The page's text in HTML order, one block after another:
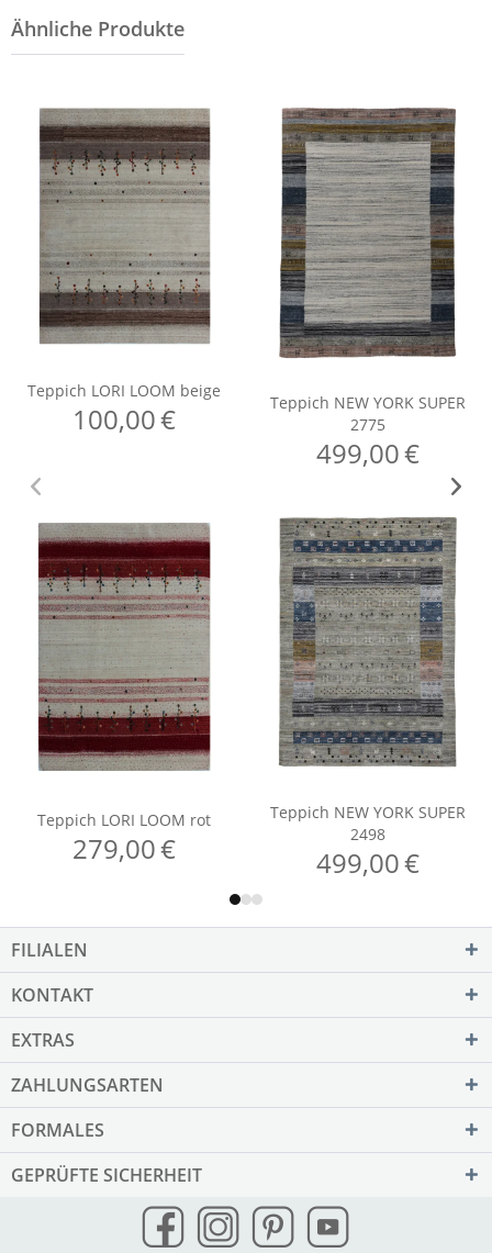
FILIALEN
KONTAKT
EXTRAS
ZAHLUNGSARTEN
FORMALES
GEPRÜFTE SICHERHEIT